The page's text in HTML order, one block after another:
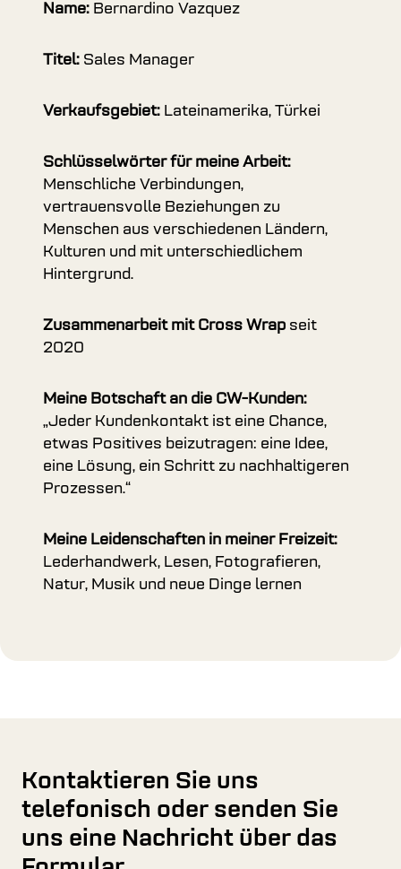
Name: Bernardino Vazquez
Titel: Sales Manager
Verkaufsgebiet: Lateinamerika, Türkei
Schlüsselwörter für meine Arbeit:
Menschliche Verbindungen,
vertrauensvolle Beziehungen zu
Menschen aus verschiedenen Ländern,
Kulturen und mit unterschiedlichem
Hintergrund.
Zusammenarbeit mit Cross Wrap seit
2020
Meine Botschaft an die CW-Kunden:
„Jeder Kundenkontakt ist eine Chance,
etwas Positives beizutragen: eine Idee,
eine Lösung, ein Schritt zu nachhaltigeren
Prozessen.“
Meine Leidenschaften in meiner Freizeit:
Lederhandwerk, Lesen, Fotografieren,
Natur, Musik und neue Dinge lernen
Kontaktieren Sie uns
telefonisch oder senden Sie
uns eine Nachricht über das